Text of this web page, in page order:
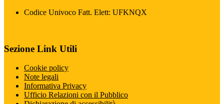
Codice Univoco Fatt. Elett: UFKNQX
Sezione Link Utili
Cookie policy
Note legali
Informativa Privacy
Ufficio Relazioni con il Pubblico